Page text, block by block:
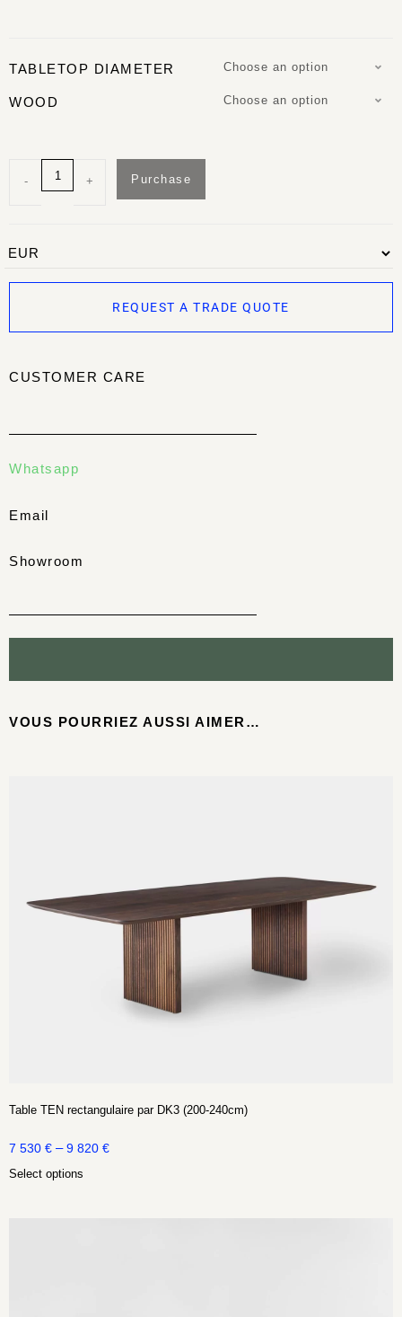
TABLETOP DIAMETER Choose an option
WOOD Choose an option
- + Purchase
REQUEST A TRADE QUOTE
CUSTOMER CARE
Whatsapp
Email
Showroom
VOUS POURRIEZ AUSSI AIMER…
Table TEN rectangulaire par DK3 (200-240cm)
7 530 € – 9 820 €
Select options